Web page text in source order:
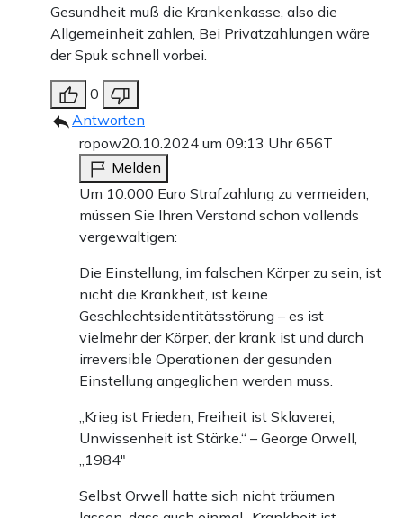
Gesundheit muß die Krankenkasse, also die
Allgemeinheit zahlen, Bei Privatzahlungen wäre
der Spuk schnell vorbei.
0
Antworten
ropow20.10.2024 um 09:13 Uhr656T
Melden
Um 10.000 Euro Strafzahlung zu vermeiden,
müssen Sie Ihren Verstand schon vollends
vergewaltigen:
Die Einstellung, im falschen Körper zu sein, ist
nicht die Krankheit, ist keine
Geschlechtsidentitätsstörung – es ist
vielmehr der Körper, der krank ist und durch
irreversible Operationen der gesunden
Einstellung angeglichen werden muss.
„Krieg ist Frieden; Freiheit ist Sklaverei;
Unwissenheit ist Stärke.“ – George Orwell,
„1984″
Selbst Orwell hatte sich nicht träumen